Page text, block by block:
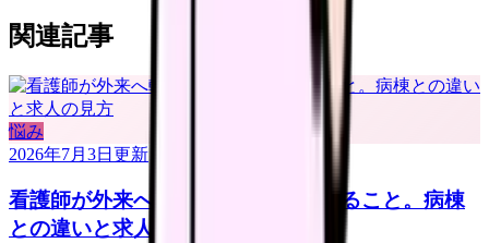
関連記事
悩み
2026年7月3日 更新
看護師が外来へ転職する前に確認すること。病棟
との違いと求人の見方